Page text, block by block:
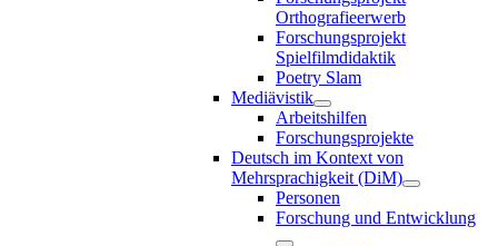
Orthografieerwerb
Forschungsprojekt
Spielfilmdidaktik
Poetry Slam
Mediävistik
Arbeitshilfen
Forschungsprojekte
Deutsch im Kontext von
Mehrsprachigkeit (DiM)
Personen
Forschung und Entwicklung